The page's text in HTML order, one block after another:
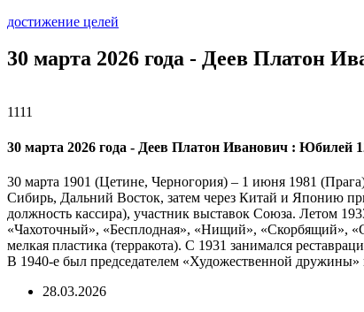
достижение целей
30 марта 2026 года - Деев Платон
1111
30 марта 2026 года - Деев Платон Иванович : Юбилей
30 марта 1901 (Цетине, Черногория) – 1 июня 1981
Сибирь, Дальний Восток, затем через Китай и Японию
должность кассира), участник выставок Союза. Летом
«Чахоточный», «Бесплодная», «Нищий», «Скорбящий»,
мелкая пластика (терракота). С 1931 занимался
В 1940-е был председателем «Художественной дружины»
28.03.2026